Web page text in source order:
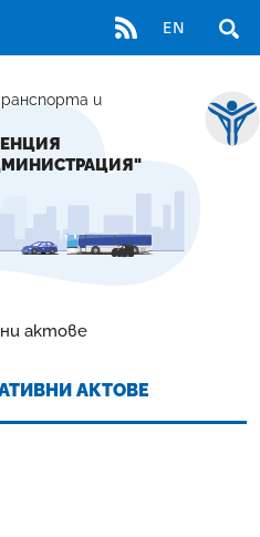
RSS EN
и
актове
АКТОВЕ